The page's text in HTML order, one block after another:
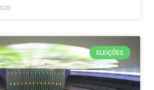
ELEIÇÕES